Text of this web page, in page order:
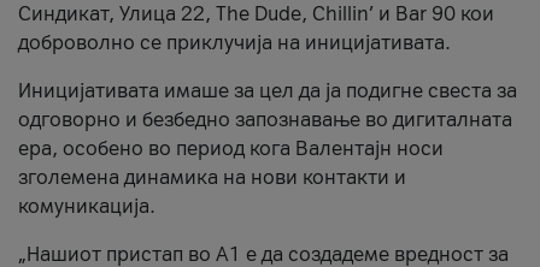
Синдикат, Улица 22, The Dude, Chillin’ и Bar 90 кои
доброволно се приклучија на иницијативата.
Иницијативата имаше за цел да ја подигне свеста за
одговорно и безбедно запознавање во дигиталната
ера, особено во период кога Валентајн носи
зголемена динамика на нови контакти и
комуникација.
„Нашиот пристап во А1 е да создадеме вредност за